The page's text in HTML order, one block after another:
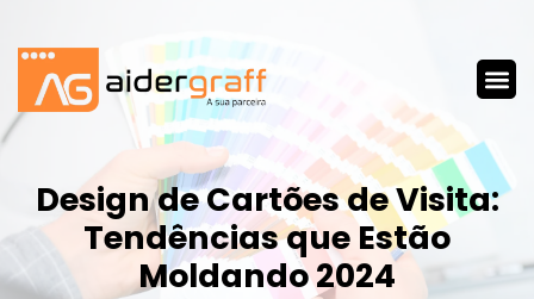
Design de Cartões de Visita:
Tendências que Estão
Moldando 2024